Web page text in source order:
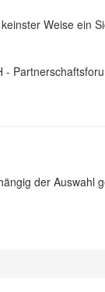
Weise ein
-
der